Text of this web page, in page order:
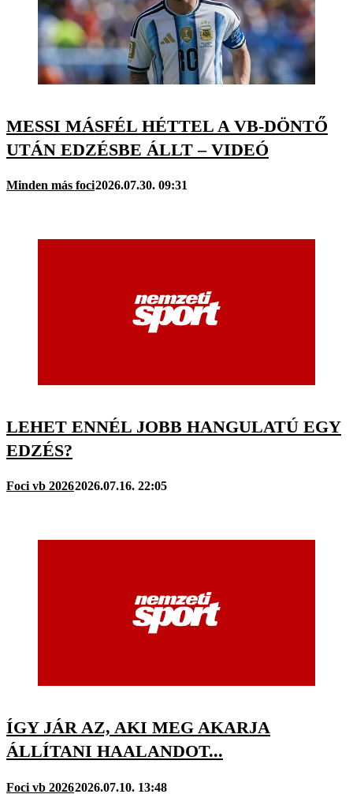
MESSI MÁSFÉL HÉTTEL A VB-DÖNTŐ
UTÁN EDZÉSBE ÁLLT – VIDEÓ
Minden más foci2026.07.30. 09:31
LEHET ENNÉL JOBB HANGULATÚ EGY
EDZÉS?
Foci vb 20262026.07.16. 22:05
ÍGY JÁR AZ, AKI MEG AKARJA
ÁLLÍTANI HAALANDOT...
Foci vb 20262026.07.10. 13:48